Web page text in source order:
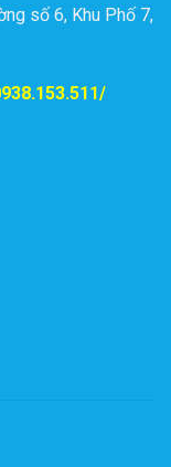
số 6, Khu Phố 7,